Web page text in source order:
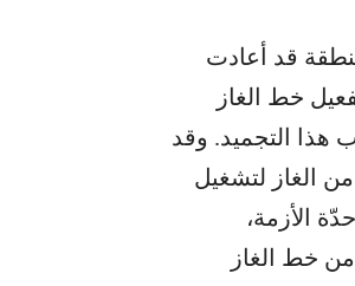
قد أعادت
خط الغاز
هذا التجميد. وقد
الغاز لتشغيل
الأزمة،
لبنان من خط الغاز